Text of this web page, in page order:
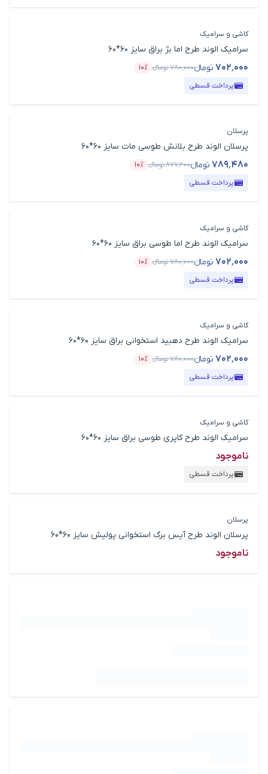
کاشی و سرامیک
سرامیک الوند طرح اما بژ براق سایز 60*60
۷۰۲٬۰۰۰ تومانء۷۸۰٬۰۰۰تومانء
قیمت محصول
۱۰٪
درصد تخفیف
پرداخت قسطی
پرسلان
پرسلان الوند طرح بلانش طوسی مات سایز 60*60
۷۸۹٬۴۸۰ تومانء۸۷۷٬۲۰۰تومانء
قیمت محصول
۱۰٪
درصد تخفیف
پرداخت قسطی
کاشی و سرامیک
سرامیک الوند طرح اما طوسی براق سایز 60*60
۷۰۲٬۰۰۰ تومانء۷۸۰٬۰۰۰تومانء
قیمت محصول
۱۰٪
درصد تخفیف
پرداخت قسطی
کاشی و سرامیک
سرامیک الوند طرح دهبید استخوانی براق سایز 60*60
۷۰۲٬۰۰۰ تومانء۷۸۰٬۰۰۰تومانء
قیمت محصول
۱۰٪
درصد تخفیف
پرداخت قسطی
کاشی و سرامیک
سرامیک الوند طرح کاپری طوسی براق سایز 60*60
ناموجود
پرداخت قسطی
پرسلان
پرسلان الوند طرح آیس برگ استخوانی پولیش سایز 60*60
ناموجود